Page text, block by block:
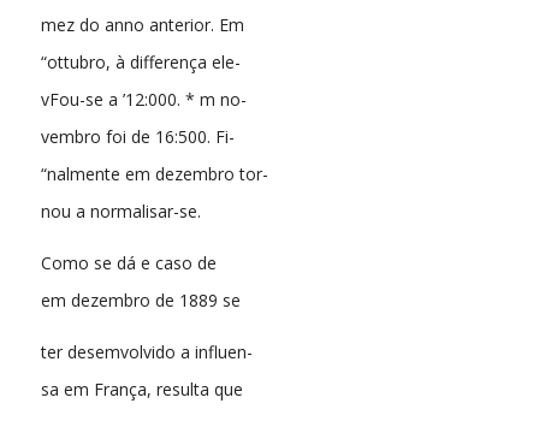
mez do anno anterior. Em
“ottubro, à differença ele-
vFou-se a ’12:000. * m no-
vembro foi de 16:500. Fi-
“nalmente em dezembro tor-
nou a normalisar-se.
Como se dá e caso de
em dezembro de 1889 se
ter desemvolvido a influen-
sa em França, resulta que